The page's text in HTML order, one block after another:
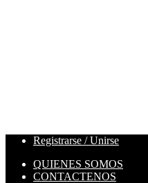
Registrarse / Unirse
QUIENES SOMOS
CONTACTENOS